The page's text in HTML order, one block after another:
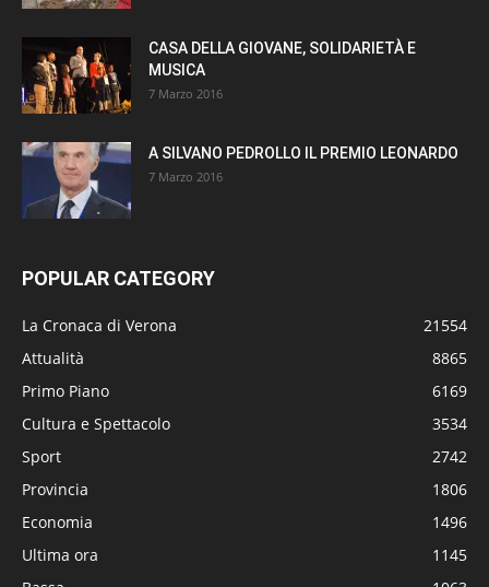
CASA DELLA GIOVANE, SOLIDARIETÀ E
MUSICA
7 Marzo 2016
A SILVANO PEDROLLO IL PREMIO LEONARDO
7 Marzo 2016
POPULAR CATEGORY
La Cronaca di Verona
21554
Attualità
8865
Primo Piano
6169
Cultura e Spettacolo
3534
Sport
2742
Provincia
1806
Economia
1496
Ultima ora
1145